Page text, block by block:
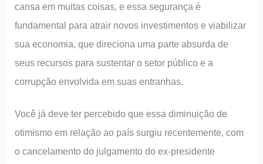
cansa em muitas coisas, e essa segurança é
fundamental para atrair novos investimentos e viabilizar
sua economia, que direciona uma parte absurda de
seus recursos para sustentar o setor público e a
corrupção envolvida em suas entranhas.
Você já deve ter percebido que essa diminuição de
otimismo em relação ao país surgiu recentemente, com
o cancelamento do julgamento do ex-presidente